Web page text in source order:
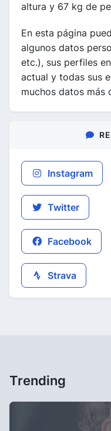
altura y 67 kg de
En esta página
algunos datos
etc.), sus perfiles en
actual y todas sus
muchos datos más
Instagram
Twitter
Facebook
Strava
Trending